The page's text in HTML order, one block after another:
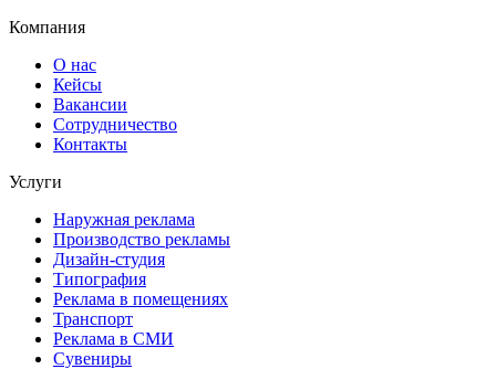
Компания
О нас
Кейсы
Вакансии
Сотрудничество
Контакты
Услуги
Наружная реклама
Производство рекламы
Дизайн-студия
Типография
Реклама в помещениях
Транспорт
Реклама в СМИ
Сувениры